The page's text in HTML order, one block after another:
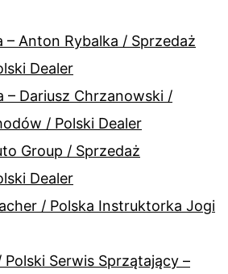
– Anton Rybalka / Sprzedaż
Dealer
– Dariusz Chrzanowski /
/ Polski Dealer
Group / Sprzedaż
Dealer
/ Polska Instruktorka Jogi
Polski Serwis Sprzątający –